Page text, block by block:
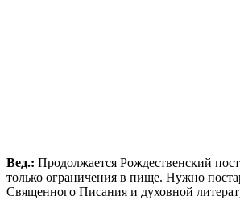
Вед.: Продолжается Рождественский
только ограничения в пище. Нужно
Священного Писания и духовной